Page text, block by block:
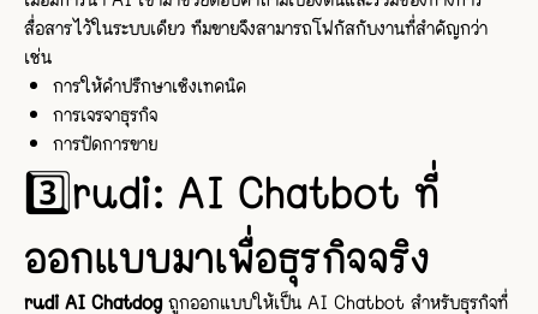
สื่อสารไว้ในระบบเดียว ทีมขายจึงสามารถโฟกัสกับงานที่สำคัญกว่า
เช่น
การให้คำปรึกษาเชิงเทคนิค
การเจรจาธุรกิจ
การปิดการขาย
3️⃣rudi: AI Chatbot ที่
ออกแบบมาเพื่อธุรกิจจริง
rudi AI Chatdogถูกออกแบบให้เป็น AI Chatbot สำหรับธุรกิจที่